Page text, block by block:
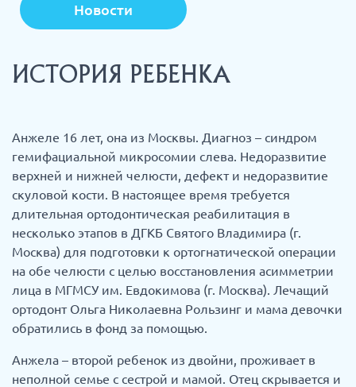
Новости
ИСТОРИЯ РЕБЕНКА
Анжеле 16 лет, она из Москвы. Диагноз – синдром
гемифациальной микросомии слева. Недоразвитие
верхней и нижней челюсти, дефект и недоразвитие
скуловой кости. В настоящее время требуется
длительная ортодонтическая реабилитация в
несколько этапов в ДГКБ Святого Владимира (г.
Москва) для подготовки к ортогнатической операции
на обе челюсти с целью восстановления асимметрии
лица в МГМСУ им. Евдокимова (г. Москва). Лечащий
ортодонт Ольга Николаевна Рользинг и мама девочки
обратились в фонд за помощью.
Анжела – второй ребенок из двойни, проживает в
неполной семье с сестрой и мамой. Отец скрывается и